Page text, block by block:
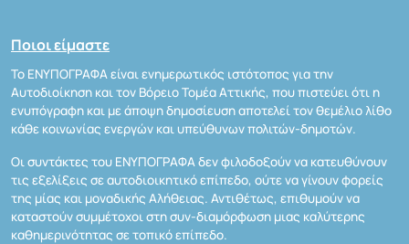
Ποιοι είμαστε
Το ΕΝΥΠΟΓΡΑΦΑ είναι ενημερωτικός ιστότοπος για την
Αυτοδιοίκηση και τον Βόρειο Τομέα Αττικής, που πιστεύει ότι η
ενυπόγραφη και με άποψη δημοσίευση αποτελεί τον θεμέλιο λίθο
κάθε κοινωνίας ενεργών και υπεύθυνων πολιτών-δημοτών.
Οι συντάκτες του ΕΝΥΠΟΓΡΑΦΑ δεν φιλοδοξούν να κατευθύνουν
τις εξελίξεις σε αυτοδιοικητικό επίπεδο, ούτε να γίνουν φορείς
της μίας και μοναδικής Αλήθειας. Αντιθέτως, επιθυμούν να
καταστούν συμμέτοχοι στη συν-διαμόρφωση μιας καλύτερης
καθημερινότητας σε τοπικό επίπεδο.